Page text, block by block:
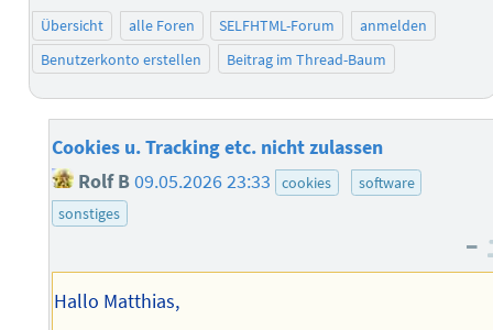
Übersicht alle Foren SELFHTML-Forum
anmelden
Benutzerkonto erstellen
Beitrag im Thread-Baum
Cookies u. Tracking etc. nicht zulassen
Rolf B09.05.2026 23:33 cookies
software
sonstiges
–
Hallo Matthias,